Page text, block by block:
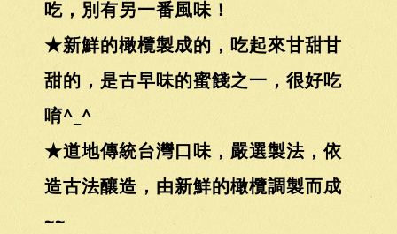
吃，別有另一番風味！
★新鮮的橄欖製成的，吃起來甘甜甘
甜的，是古早味的蜜餞之一，很好吃
唷^_^
★道地傳統台灣口味，嚴選製法，依
造古法釀造，由新鮮的橄欖調製而成
~~